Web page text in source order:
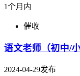
1个月内
催收
语文老师（初中/
2024-04-29发布